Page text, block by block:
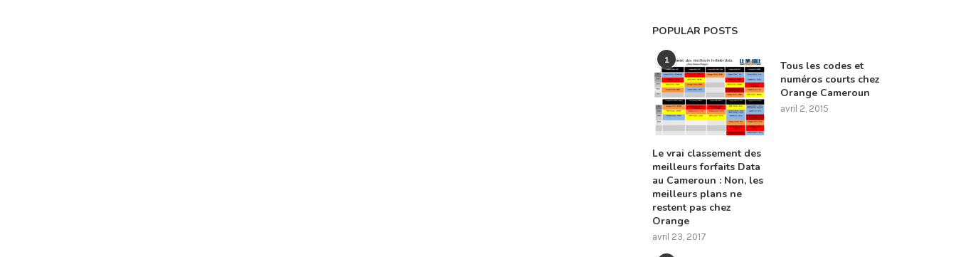
POPULAR POSTS
1
Le vrai classement des
meilleurs forfaits Data
au Cameroun : Non, les
meilleurs plans ne
restent pas chez
Orange
avril 23, 2017
Tous les codes et
numéros courts chez
Orange Cameroun
avril 2, 2015